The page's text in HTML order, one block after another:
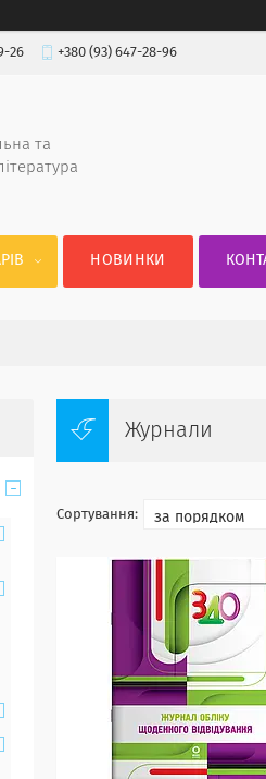
26 +380 (93) 647-28-96
та
НОВИНКИ
Журнали